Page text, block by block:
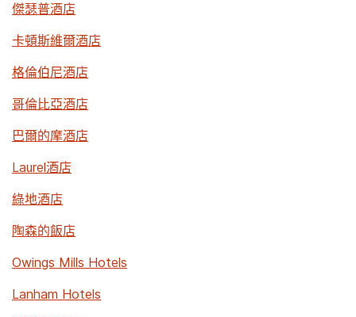
傑瑟普酒店
卡頓斯維爾酒店
格倫伯尼酒店
哥倫比亞酒店
巴爾的摩酒店
Laurel酒店
綠地酒店
陶森的飯店
Owings Mills Hotels
Lanham Hotels